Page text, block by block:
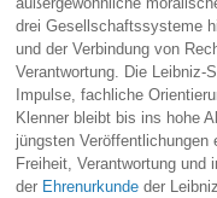
drei Gesellschaftssysteme
und der Verbindung von
Verantwortung. Die Leibniz-
Impulse, fachliche
Klenner bleibt bis ins hohe
jüngsten
Freiheit, Verantwortung
der Ehrenurkunde der